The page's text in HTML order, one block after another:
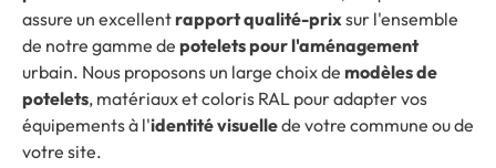
assure un excellentrapport qualité-prix sur l'ensemble
de notre gamme de potelets pour l'aménagement
urbain. Nous proposons un large choix de modèles de
potelets, matériaux et coloris RAL pour adapter vos
équipements à l'identité visuellede votre commune ou de
votre site.